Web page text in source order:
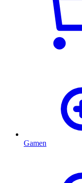
Gamen